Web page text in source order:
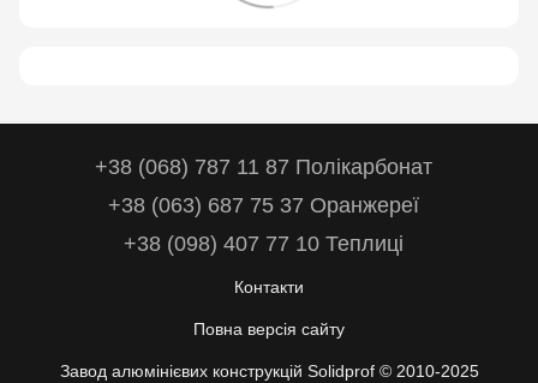
+38 (068) 787 11 87 Полікарбонат
+38 (063) 687 75 37 Оранжереї
+38 (098) 407 77 10 Теплиці
Контакти
Повна версія сайту
Завод алюмінієвих конструкцій Solidprof © 2010-2025